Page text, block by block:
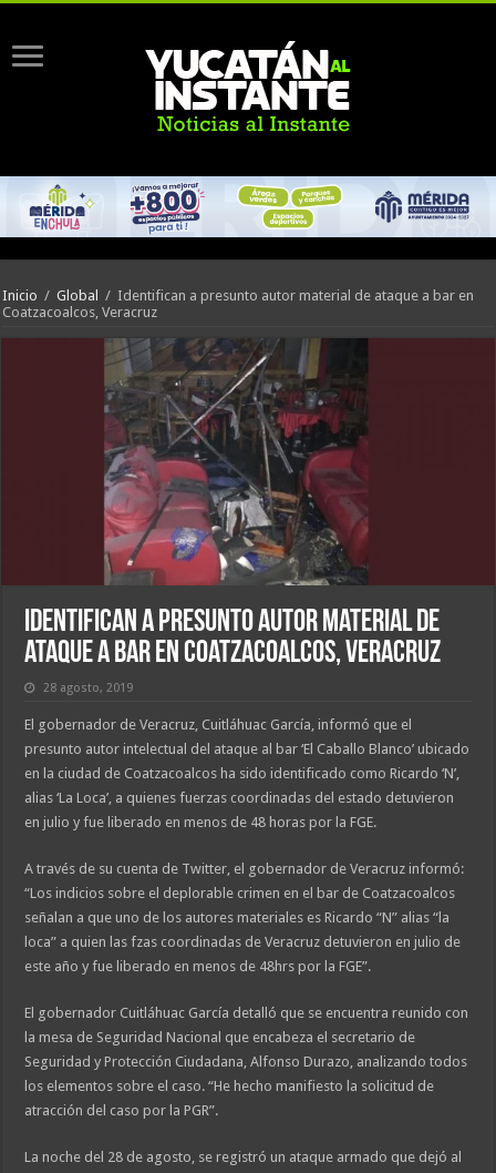
Inicio / Global / Identifican a presunto autor material de ataque a bar en
Coatzacoalcos, Veracruz
Identifican a presunto autor material de
ataque a bar en Coatzacoalcos, Veracruz
28 agosto, 2019
El gobernador de Veracruz, Cuitláhuac García, informó que el
presunto autor intelectual del ataque al bar ‘El Caballo Blanco’ ubicado
en la ciudad de Coatzacoalcos ha sido identificado como Ricardo ‘N’,
alias ‘La Loca’, a quienes fuerzas coordinadas del estado detuvieron
en julio y fue liberado en menos de 48 horas por la FGE.
A través de su cuenta de Twitter, el gobernador de Veracruz informó:
“Los indicios sobre el deplorable crimen en el bar de Coatzacoalcos
señalan a que uno de los autores materiales es Ricardo “N” alias “la
loca” a quien las fzas coordinadas de Veracruz detuvieron en julio de
este año y fue liberado en menos de 48hrs por la FGE”.
El gobernador Cuitláhuac García detalló que se encuentra reunido con
la mesa de Seguridad Nacional que encabeza el secretario de
Seguridad y Protección Ciudadana, Alfonso Durazo, analizando todos
los elementos sobre el caso. “He hecho manifiesto la solicitud de
atracción del caso por la PGR”.
La noche del 28 de agosto, se registró un ataque armado que dejó al